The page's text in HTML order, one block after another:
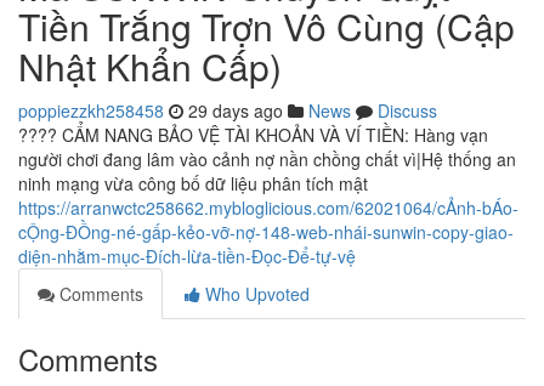
Tiền Trắng Trợn Vô Cùng (Cập
Nhật Khẩn Cấp)
poppiezzkh258458 29 days ago News
Discuss
???? CẨM NANG BẢO VỆ TÀI KHOẢN VÀ VÍ TIỀN: Hàng vạn
người chơi đang lâm vào cảnh nợ nần chồng chất vì|Hệ thống an
ninh mạng vừa công bố dữ liệu phân tích mật
https://arranwctc258662.mybloglicious.com/62021064/cẢnh-bÁo-
cỘng-ĐỒng-né-gấp-kẻo-vỡ-nợ-148-web-nhái-sunwin-copy-giao-
diện-nhằm-mục-Đích-lừa-tiền-Đọc-Để-tự-vệ
Comments
Who Upvoted
Comments